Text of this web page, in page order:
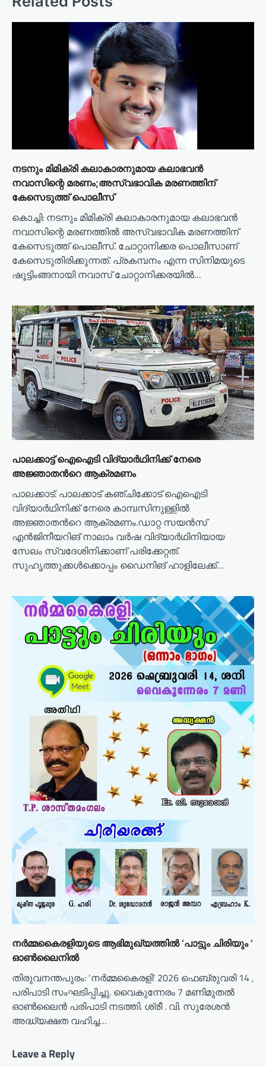
g
നടനും മിമിക്രി കലാകാരനുമായ കലാഭവന്‍
നവാസിന്റെ മരണം;അസ്വഭാവിക മരണത്തിന്
കേസെടുത്ത് പൊലീസ്
കൊച്ചി: നടനും മിമിക്രി കലാകാരനുമായ കലാഭവന്‍
നവാസിന്റെ മരണത്തില്‍ അസ്വഭാവിക മരണത്തിന്
കേസെടുത്ത് പൊലീസ്. ചോറ്റാനിക്കര പൊലീസാണ്
കേസെടുതിരിക്കുന്നത്. പ്രകമ്പനം എന്ന സിനിമയുടെ
ഷൂട്ടിംങ്ങനായി നവാസ് ചോറ്റാനിക്കരയില്‍…
പാലക്കാട്ട് ഐഐടി വിദ്യാർഥിനിക്ക് നേരെ
അജ്ഞാതന്‍റെ ആക്രമണം
പാലക്കാട്: പാലക്കാട് കഞ്ചിക്കോട് ഐഐടി
വിദ്യാർഥിനിക്ക് നേരെ കാമ്പസിനുള്ളിൽ
അജ്ഞാതന്‍റെ ആക്രമണം.ഡാറ്റ സയൻസ്
എൻജിനീയറിങ് നാലാം വർഷ വിദ്യാർഥിനിയായ
സേലം സ്വദേശിനിക്കാണ് പരിക്കേറ്റത്.
സുഹൃത്തുക്കൾക്കൊപ്പം ഡൈനിങ് ഹാളിലേക്ക്…
നർമ്മകൈരളിയുടെ ആഭിമുഖ്യത്തിൽ ‘പാട്ടും ചിരിയും ‘
ഓൺലൈനിൽ
തിരുവനന്തപുരം: ‘നർമ്മകൈരളി’ 2026 ഫെബ്രുവരി 14 ,
പരിപാടി സംഘടിപ്പിച്ചു. വൈകുന്നേരം 7 മണിമുതൽ
ഓൺലൈൻ പരിപാടി നടത്തി. ശ്രീ . വി. സുരേശൻ
അദ്ധ്യക്ഷത വഹിച്ച…
Leave a Reply